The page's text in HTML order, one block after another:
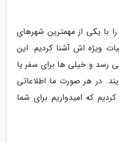
با یکی از مهمترین شهرهای
ویژه اش آشنا کردیم. این
رسد و خیلی ها برای سفر یا
در هر صورت ما اطلاعاتی
که امیدواریم برای شما